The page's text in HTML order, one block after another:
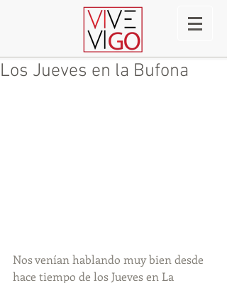
Los Jueves en la Bufona
Nos venían hablando muy bien desde
hace tiempo de los Jueves en La